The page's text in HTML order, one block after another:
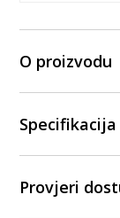
O proizvodu
Specifikacija
Provjeri